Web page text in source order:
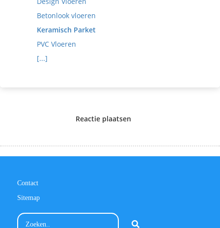
Betonlook vloeren
Keramisch Parket
PVC Vloeren
[...]
Reactie plaatsen
Contact
Sitemap